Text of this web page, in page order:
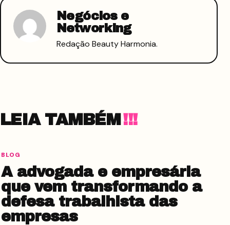
Negócios e
Networking
Redação Beauty Harmonia.
LEIA TAMBÉM
BLOG
A advogada e empresária
que vem transformando a
defesa trabalhista das
empresas